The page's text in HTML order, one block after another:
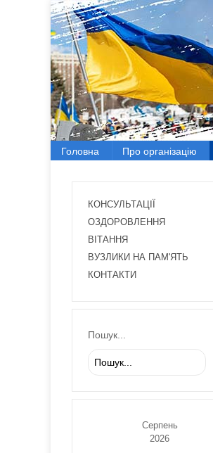
Головна
Про організацію
Документація
Електронний вісник
Новини з регіонів
Головна Про організацію
КОНСУЛЬТАЦІЇ
ОЗДОРОВЛЕННЯ
ВІТАННЯ
ВУЗЛИКИ НА ПАМ'ЯТЬ
КОНТАКТИ
Пошук...
Серпень
2026